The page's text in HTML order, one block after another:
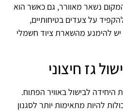
נשאר מאוורר, גם כאשר הוא
על צעדים בטיחותיים,
יש להימנע מהשארת ציוד חשמלי
גז חיצוני
היחידה לבישול באוויר הפתוח.
להיות מתאימות יותר לסגנון